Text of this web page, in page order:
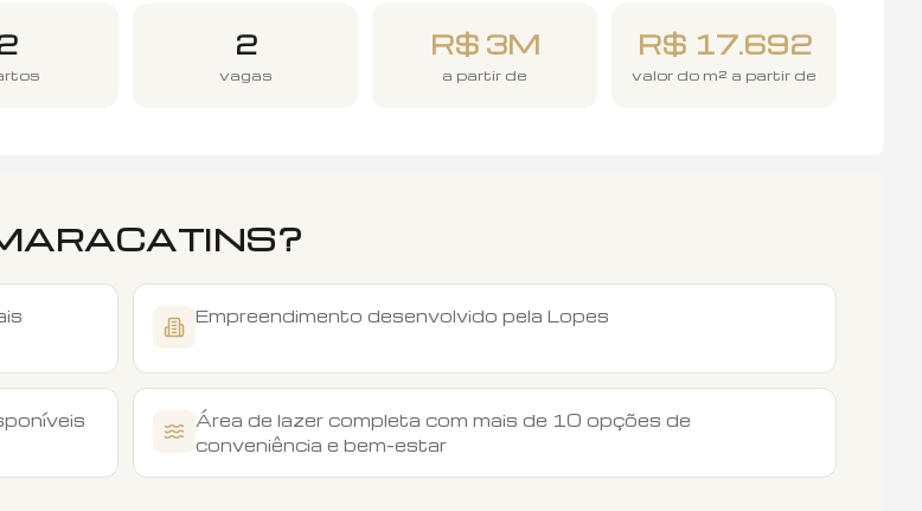
vagas
2
a partir de
R$ 3M
valor do m² a partir de
R$ 17.692
?
Empreendimento desenvolvido pela Lopes
Área de lazer completa com mais de 10 opções de
conveniência e bem-estar